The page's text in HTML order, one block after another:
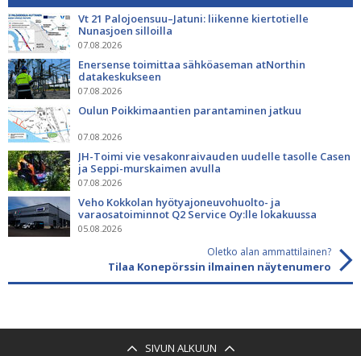
Vt 21 Palojoensuu–Jatuni: liikenne kiertotielle
Nunasjoen silloilla
07.08.2026
Enersense toimittaa sähköaseman atNorthin
datakeskukseen
07.08.2026
Oulun Poikkimaantien parantaminen jatkuu
07.08.2026
JH-Toimi vie vesakonraivauden uudelle tasolle Casen
ja Seppi-murskaimen avulla
07.08.2026
Veho Kokkolan hyötyajoneuvohuolto- ja
varaosatoiminnot Q2 Service Oy:lle lokakuussa
05.08.2026
Oletko alan ammattilainen?
Tilaa Konepörssin ilmainen näytenumero
SIVUN ALKUUN